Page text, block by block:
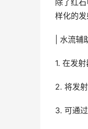
除了红
样化的发
| 水流辅
1. 在发
2. 将发
3. 可通